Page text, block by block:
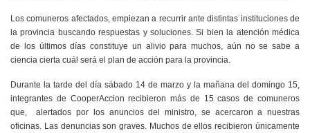
Los comuneros afectados, empiezan a recurrir ante distintas instituciones de
la provincia buscando respuestas y soluciones. Si bien la atención médica
de los últimos días constituye un alivio para muchos, aún no se sabe a
ciencia cierta cuál será el plan de acción para la provincia.
Durante la tarde del día sábado 14 de marzo y la mañana del domingo 15,
integrantes de CooperAccion recibieron más de 15 casos de comuneros
que, alertados por los anuncios del ministro, se acercaron a nuestras
oficinas. Las denuncias son graves. Muchos de ellos recibieron únicamente